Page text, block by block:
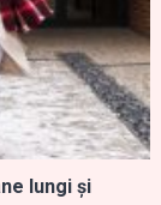
lungi și